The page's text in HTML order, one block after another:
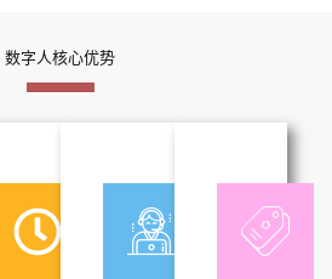
数字人核心优势